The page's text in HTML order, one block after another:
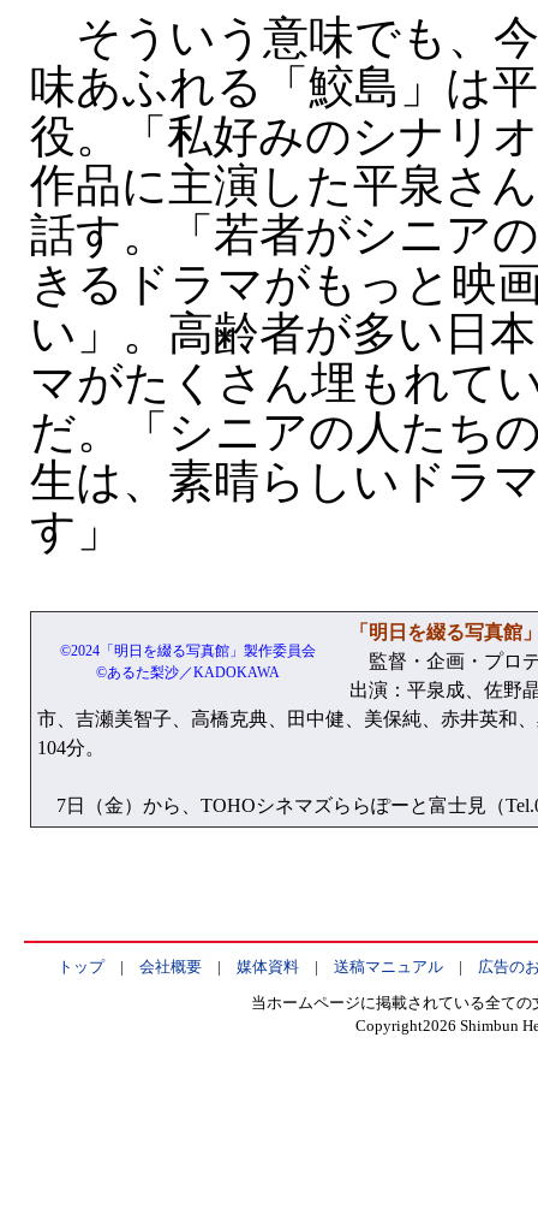
そういう意味でも、
味あふれる「鮫島」は
役。「私好みのシナリ
作品に主演した平泉さ
話す。「若者がシニア
きるドラマがもっと映
い」。高齢者が多い日
マがたくさん埋もれて
だ。「シニアの人たち
生は、素晴らしいドラ
す」
©2024「明日を綴る写真館」製作委員会
©あるた梨沙／KADOKAWA
「明日を綴る写真館
監督・企画・プロ
出演：平泉成、佐野
市、吉瀬美智子、高橋克典、田中健、美保純、赤井英和
104分。
7日（金）から、TOHOシネマズららぽーと富士見（
トップ| 会社概要| 媒体資料| 送稿マニュアル| 広告の
当ホームページに掲載されている全て
Copyright2026 Shimbun